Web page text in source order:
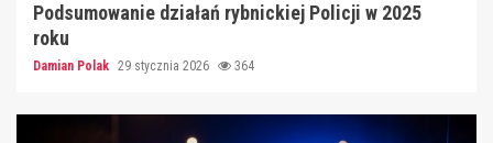
Podsumowanie działań rybnickiej Policji w 2025
roku
Damian Polak 29 stycznia 2026 364